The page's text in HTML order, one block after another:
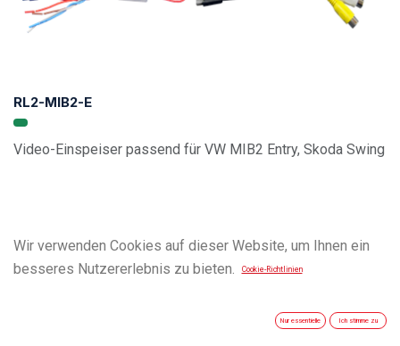
RL2-MIB2-E
Video-Einspeiser passend für VW MIB2 Entry, Skoda Swing
Wir verwenden Cookies auf dieser Website, um Ihnen ein
besseres Nutzererlebnis zu bieten.
Cookie-Richtlinien
Nur essentielle Ich stimme zu